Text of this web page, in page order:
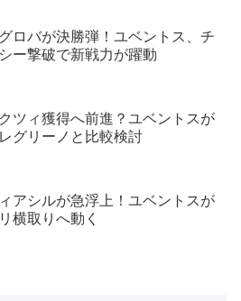
ロバが決勝弾！ユベントス、チ
ー撃破で新戦力が躍動
ツィ獲得へ前進？ユベントスが
グリーノと比較検討
アシルが急浮上！ユベントスが
横取りへ動く